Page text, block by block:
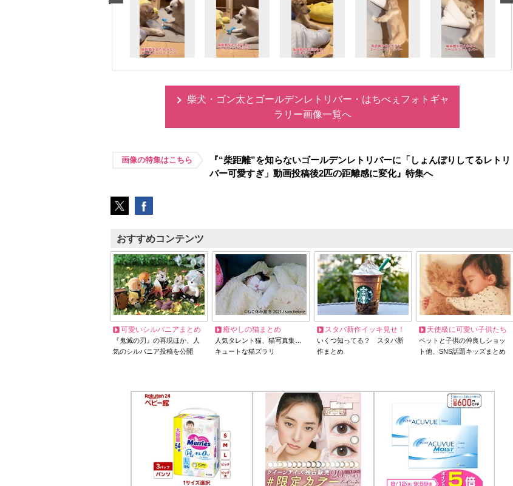
柴犬・ゴン太とゴールデンレトリバー・はちべぇフォトギャ
ラリー画像一覧へ
画像の特集はこちら
『“柴距離”を知らないゴールデンレトリバーに「しょんぼりしてるレトリ
バー可愛すぎ」動画投稿後2匹の距離感に変化』特集へ
おすすめコンテンツ
可愛いシルバニアまとめ
『鬼滅の刃』の再現ほか、人
気のシルバニア投稿を公開
癒やしの猫まとめ
人気タレント猫、猫写真集…
キュートな猫ズラリ
スタバ新作イッキ見せ！
いくつ知ってる？ スタバ新
作まとめ
天使級に可愛い子供たち
ペットと子供の仲良しショッ
ト他、SNS話題キッズまとめ